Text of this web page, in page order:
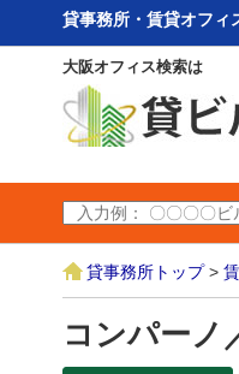
貸事務所・賃貸オフ
大阪オフィス検索は
貸事務所トップ>
コンパーノ